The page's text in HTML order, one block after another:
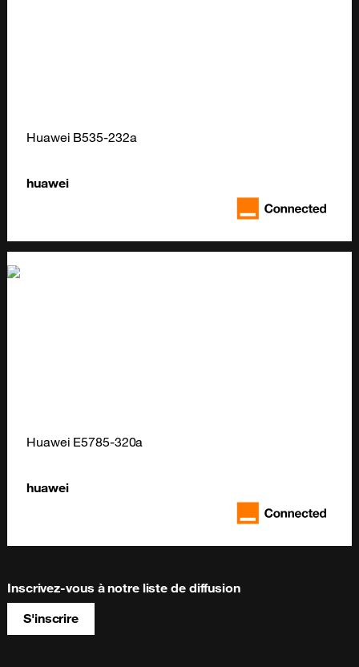
Huawei B535-232a
huawei
Huawei E5785-320a
huawei
Inscrivez-vous à notre liste de diffusion
S'inscrire